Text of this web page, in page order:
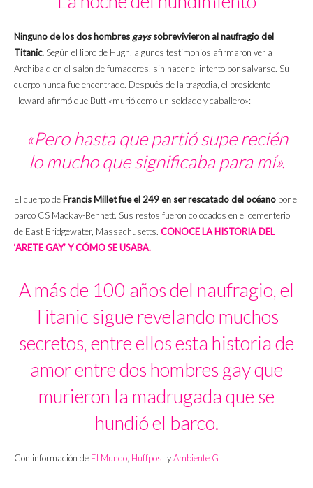
Ninguno de los dos hombres gayssobrevivieron al naufragio del
Titanic. Según el libro de Hugh, algunos testimonios afirmaron ver a
Archibald en el salón de fumadores, sin hacer el intento por salvarse. Su
cuerpo nunca fue encontrado. Después de la tragedia, el presidente
Howard afirmó que Butt «murió como un soldado y caballero»:
«Pero hasta que partió supe recién
lo mucho que significaba para mí».
El cuerpo de Francis Millet fue el 249 en ser rescatado del océano por el
barco CS Mackay-Bennett. Sus restos fueron colocados en el cementerio
de East Bridgewater, Massachusetts. CONOCE LA HISTORIA DEL
‘ARETE GAY’ Y CÓMO SE USABA.
A más de 100 años del naufragio, el
Titanic sigue revelando muchos
secretos, entre ellos esta historia de
amor entre dos hombres gay que
murieron la madrugada que se
hundió el barco.
Con información de El Mundo HuffpostyAmbiente G